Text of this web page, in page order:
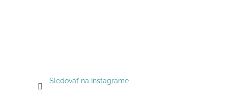
Sledovať na Instagrame